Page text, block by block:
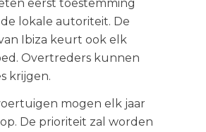
eerst toestemming
lokale autoriteit. De
Ibiza keurt ook elk
Overtreders kunnen
krijgen.
mogen elk jaar
De prioriteit zal worden